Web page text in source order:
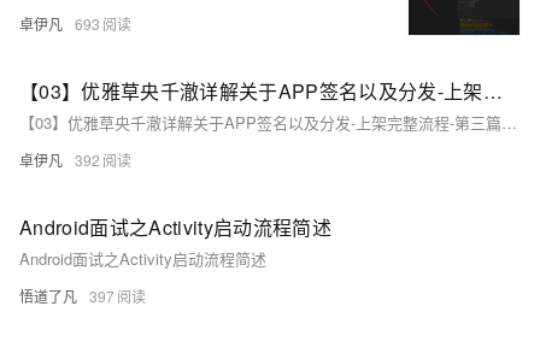
卓伊凡 693
【03】优雅草央千澈详解关于APP签名以及分发-上架完整流程-第三篇安卓APP上架华为商店后面的步骤-华为应用商店相对比较麻烦一些-华为商店安卓上架
【03】优雅草央千澈详解关于APP签名以及分发-上架完整流程-第三篇安卓APP上架华为商店后面的步骤-华为应用商店相对比较麻烦一些-华为商店安卓上架
卓伊凡 392
Android面试之Activity启动流程简述
Android面试之Activity启动流程简述
悟道了凡 397